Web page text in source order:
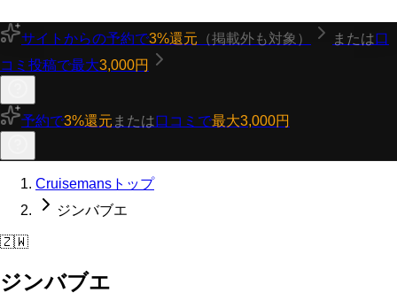
サイトからの予約で3%還元 （掲載外も対象） または口
コミ投稿で最大3,000円
予約で3%還元 または口コミで最大3,000円
Cruisemansトップ
ジンバブエ
🇿🇼
ジンバブエ